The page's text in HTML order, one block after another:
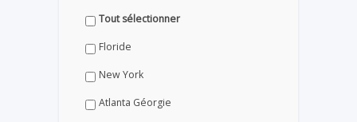
Tout sélectionner
Floride
New York
Atlanta Géorgie